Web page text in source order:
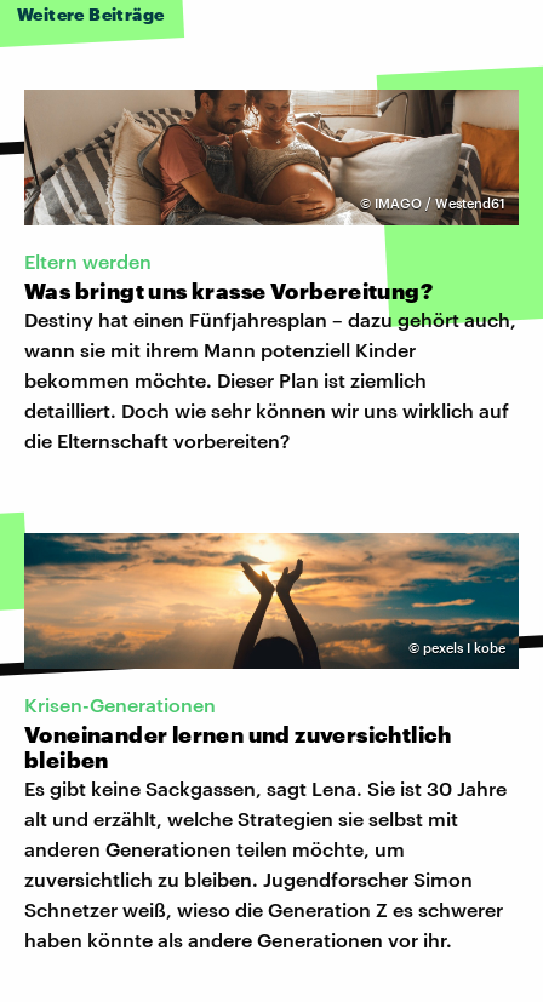
Weitere Beiträge
© IMAGO / Westend61
Eltern werden
Was bringt uns krasse Vorbereitung?
Destiny hat einen Fünfjahresplan – dazu gehört auch,
wann sie mit ihrem Mann potenziell Kinder
bekommen möchte. Dieser Plan ist ziemlich
detailliert. Doch wie sehr können wir uns wirklich auf
die Elternschaft vorbereiten?
© pexels I kobe
Krisen-Generationen
Voneinander lernen und zuversichtlich
bleiben
Es gibt keine Sackgassen, sagt Lena. Sie ist 30 Jahre
alt und erzählt, welche Strategien sie selbst mit
anderen Generationen teilen möchte, um
zuversichtlich zu bleiben. Jugendforscher Simon
Schnetzer weiß, wieso die Generation Z es schwerer
haben könnte als andere Generationen vor ihr.